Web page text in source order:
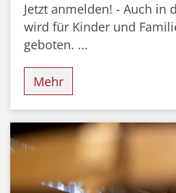
Jetzt anmelden! - Auch in
wird für Kinder und
geboten. ...
Mehr